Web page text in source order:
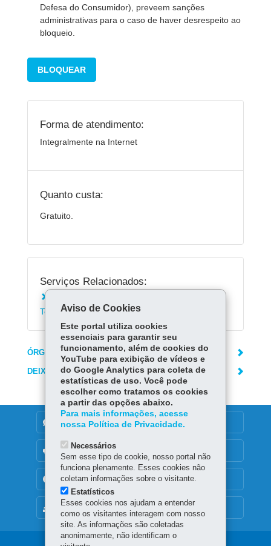
Defesa do Consumidor), preveem sanções
administrativas para o caso de haver desrespeito ao
bloqueio.
BLOQUEAR
Forma de atendimento:
Integralmente na Internet
Quanto custa:
Gratuito.
Serviços Relacionados:
Telemarketing
ÓRGÃO RESPONSÁVEL
DEIXE SUA OPINIÃO
MAPA DO SITE
DENUNCIE CORRUPÇÃO
OUVIDORIA
TRANSPARÊNCIA INSTITUCIONAL
Aviso de Cookies
Este portal utiliza cookies
essenciais para garantir seu
funcionamento, além de cookies do
YouTube para exibição de vídeos e
do Google Analytics para coleta de
estatísticas de uso. Você pode
escolher como tratamos os cookies
a partir das opções abaixo.
Para mais informações, acesse
nossa Política de Privacidade.
Necessários
Sem esse tipo de cookie, nosso portal não
funciona plenamente. Esses cookies não
coletam informações sobre o visitante.
Estatísticos
Esses cookies nos ajudam a entender
como os visitantes interagem com nosso
site. As informações são coletadas
anonimamente, não identificam o